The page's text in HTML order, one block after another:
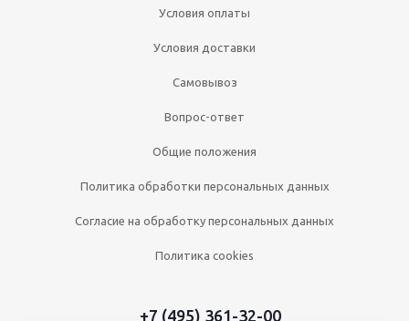
Условия оплаты
Условия доставки
Самовывоз
Вопрос-ответ
Общие положения
Политика обработки персональных данных
Согласие на обработку персональных данных
Политика cookies
+7 (495) 361-32-00